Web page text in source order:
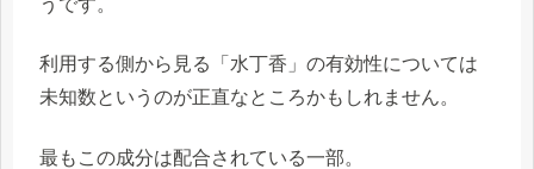
利用する側から見る「水丁香」の有効性については
未知数というのが正直なところかもしれません。
最もこの成分は配合されている一部。